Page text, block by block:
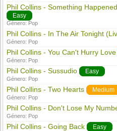
Phil Collins - Something
Easy
Género: Pop
Phil Collins - In The Air Tonight
Género: Pop
Phil Collins - You Can't Hurry Love
Género: Pop
Phil Collins - Sussudio Easy
Género: Pop
Phil Collins - Two Hearts Medium
Género: Pop
Phil Collins - Don't Lose My
Género: Pop
Phil Collins - Going Back Easy